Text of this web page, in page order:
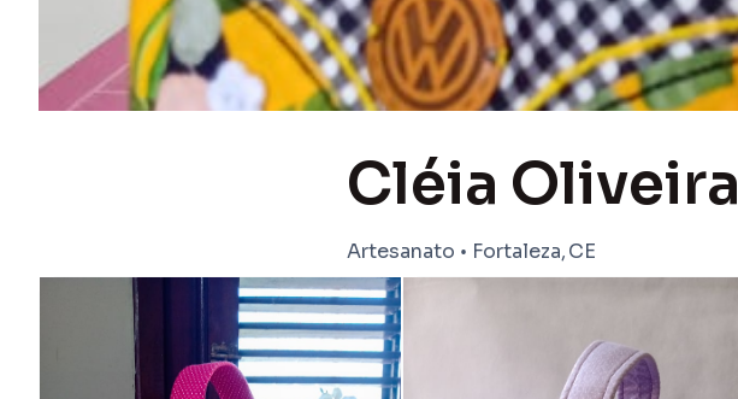
Cléia Oliveira
Artesanato • Fortaleza,CE